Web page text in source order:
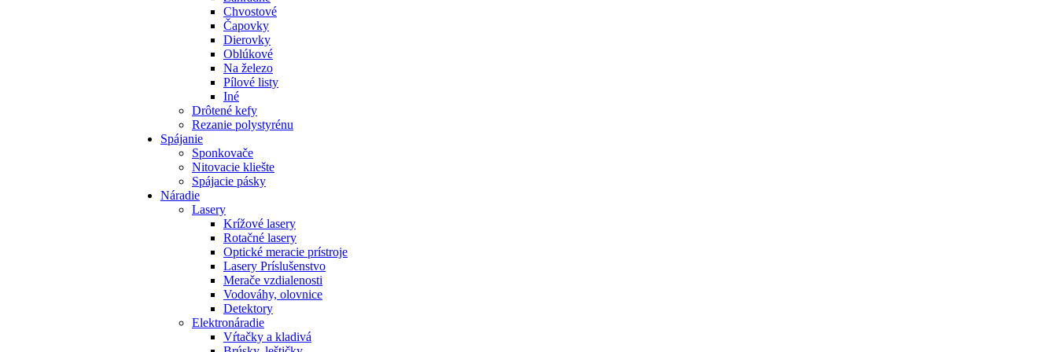
Chvostové
Čapovky
Dierovky
Oblúkové
Na železo
Pílové listy
Iné
Drôtené kefy
Rezanie polystyrénu
Spájanie
Sponkovače
Nitovacie kliešte
Spájacie pásky
Náradie
Lasery
Krížové lasery
Rotačné lasery
Optické meracie prístroje
Lasery Príslušenstvo
Merače vzdialenosti
Vodováhy, olovnice
Detektory
Elektronáradie
Vŕtačky a kladivá